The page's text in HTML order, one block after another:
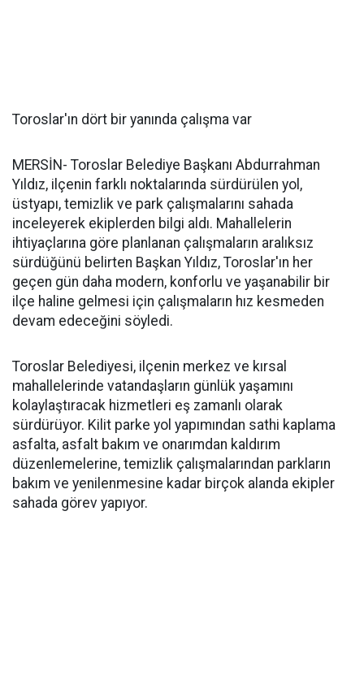
Toroslar'ın dört bir yanında çalışma var
MERSİN- Toroslar Belediye Başkanı Abdurrahman
Yıldız, ilçenin farklı noktalarında sürdürülen yol,
üstyapı, temizlik ve park çalışmalarını sahada
inceleyerek ekiplerden bilgi aldı. Mahallelerin
ihtiyaçlarına göre planlanan çalışmaların aralıksız
sürdüğünü belirten Başkan Yıldız, Toroslar'ın her
geçen gün daha modern, konforlu ve yaşanabilir bir
ilçe haline gelmesi için çalışmaların hız kesmeden
devam edeceğini söyledi.
Toroslar Belediyesi, ilçenin merkez ve kırsal
mahallelerinde vatandaşların günlük yaşamını
kolaylaştıracak hizmetleri eş zamanlı olarak
sürdürüyor. Kilit parke yol yapımından sathi kaplama
asfalta, asfalt bakım ve onarımdan kaldırım
düzenlemelerine, temizlik çalışmalarından parkların
bakım ve yenilenmesine kadar birçok alanda ekipler
sahada görev yapıyor.